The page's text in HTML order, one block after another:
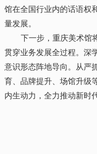
馆在全国行业内的话语权
量发展。
下一步，重庆美术馆
贯穿业务发展全过程。深
意识形态阵地导向。从严
育、品牌提升、场馆升级
内生动力，全力推动新时